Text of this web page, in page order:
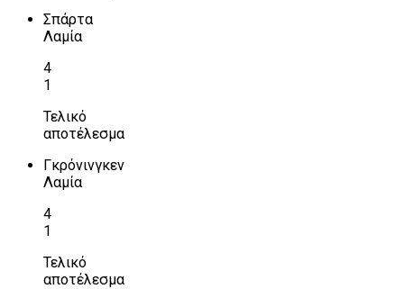
Σπάρτα
Λαμία
4
1
Τελικό
αποτέλεσμα
Γκρόνινγκεν
Λαμία
4
1
Τελικό
αποτέλεσμα